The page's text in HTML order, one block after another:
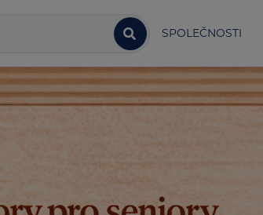
SPOLEČNOSTI